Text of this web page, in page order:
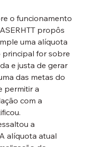
o funcionamento
propôs
uma alíquota
principal for sobre
e justa de gerar
das metas do
permitir a
com a
a
alíquota atual